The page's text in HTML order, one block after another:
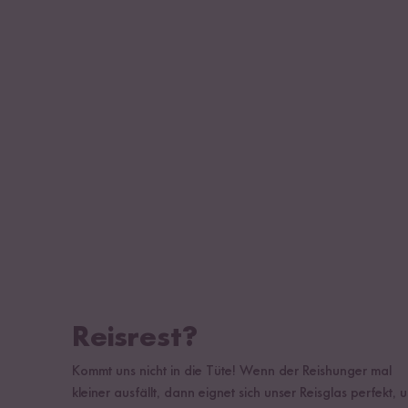
Reisrest?
Kommt uns nicht in die Tüte! Wenn der Reishunger mal
kleiner ausfällt, dann eignet sich unser Reisglas perfekt,